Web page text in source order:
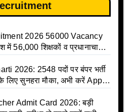
2026 56000 Vacancy
56,000 शिक्षकों व प्रधानाचार्यों
2026: 2548 पदों पर बंपर भर्ती
लिए सुनहरा मौका, अभी करें Apply
Admit Card 2026: बड़ी